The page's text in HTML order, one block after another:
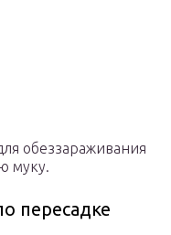
обеззараживания
муку.
пересадке